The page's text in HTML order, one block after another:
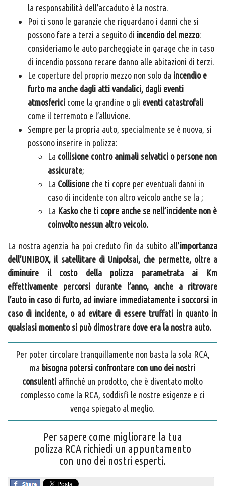
la responsabilità dell’accaduto è la nostra.
Poi ci sono le garanzie che riguardano i danni che si
possono fare a terzi a seguito di incendio del mezzo:
consideriamo le auto parcheggiate in garage che in caso
di incendio possono recare danno alle abitazioni di terzi.
Le coperture del proprio mezzo non solo da incendio e
furto ma anche dagli atti vandalici, dagli eventi
atmosferici come la grandine o gli eventi catastrofali
come il terremoto e l’alluvione.
Sempre per la propria auto, specialmente se è nuova, si
possono inserire in polizza:
La collisione contro animali selvatici o persone non
assicurate;
La Collisione che ti copre per eventuali danni in
caso di incidente con altro veicolo anche se la ;
La Kasko che ti copre anche se nell’incidente non è
coinvolto nessun altro veicolo.
La nostra agenzia ha poi creduto fin da subito all’importanza
dell’UNIBOX, il satellitare di Unipolsai, che permette, oltre a
diminuire il costo della polizza parametrata ai Km
effettivamente percorsi durante l’anno, anche a ritrovare
l’auto in caso di furto, ad inviare immediatamente i soccorsi in
caso di incidente, o ad evitare di essere truffati in quanto in
qualsiasi momento si può dimostrare dove era la nostra auto.
Per poter circolare tranquillamente non basta la sola RCA,
ma bisogna potersi confrontare con uno dei nostri
consulenti affinché un prodotto, che è diventato molto
complesso come la RCA, soddisfi le nostre esigenze e ci
venga spiegato al meglio.
Per sapere come migliorare la tua
polizza RCA richiedi un appuntamento
con uno dei nostri esperti.